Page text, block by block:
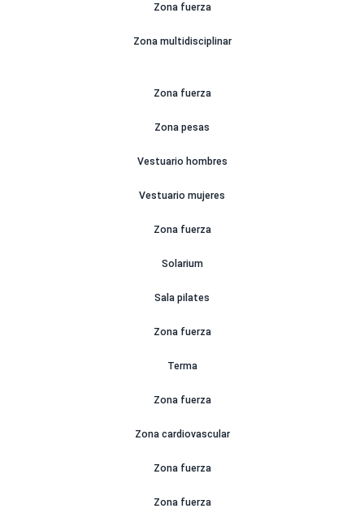
Zona fuerza
Zona multidisciplinar
Zona fuerza
Zona pesas
Vestuario hombres
Vestuario mujeres
Zona fuerza
Solarium
Sala pilates
Zona fuerza
Terma
Zona fuerza
Zona cardiovascular
Zona fuerza
Zona fuerza